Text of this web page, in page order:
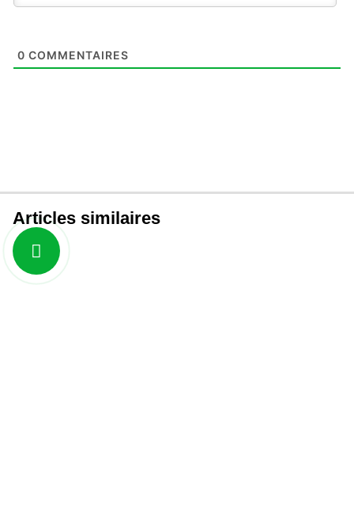
0 COMMENTAIRES
Articles similaires